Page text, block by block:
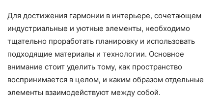
Для достижения гармонии в интерьере, сочетающем
индустриальные и уютные элементы, необходимо
тщательно проработать планировку и использовать
подходящие материалы и технологии. Основное
внимание стоит уделить тому, как пространство
воспринимается в целом, и каким образом отдельные
элементы взаимодействуют между собой.